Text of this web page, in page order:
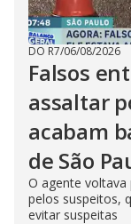
DO R7/06/08/2026
Falsos
assaltar
acabam
de São
O agente
pelos suspeitos,
evitar suspeitas